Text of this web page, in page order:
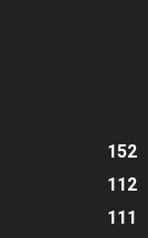
152
112
111